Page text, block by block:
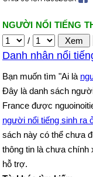
NGƯỜI NỔI TIẾNG
/
Danh nhân nổi
Bạn muốn tìm "Ai là
Đây là danh sách
France được
người nổi tiếng sinh ra
sách này có thể chưa
thông tin là chưa chính
hỗ trợ.